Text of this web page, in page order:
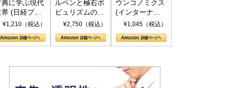
典に学ぶ現代
界 (日経プレ
アシリーズ)
¥1,210（税込）
ルペンと極右ポ
ピュリズムの時
代：〈ヤヌス〉
¥2,750（税込）
ウンコノミクス
(インターナシ
ョナル新書)
¥1,045（税込）